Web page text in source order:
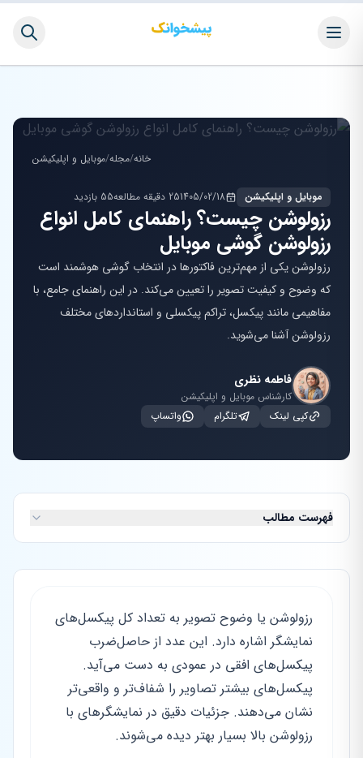
خانه/مجله/موبایل و اپلیکیشن
موبایل و اپلیکیشن 1405/02/1825 دقیقه مطالعه 55 بازدید
رزولوشن چیست؟ راهنمای کامل انواع
رزولوشن گوشی موبایل
رزولوشن یکی از مهم‌ترین فاکتورها در انتخاب گوشی هوشمند است
که وضوح و کیفیت تصویر را تعیین می‌کند. در این راهنمای جامع، با
مفاهیمی مانند پیکسل، تراکم پیکسلی و استانداردهای مختلف
رزولوشن آشنا می‌شوید.
فاطمه نظری
کارشناس موبایل و اپلیکیشن
کپی لینک
تلگرام واتساپ
فهرست مطالب
رزولوشن یا وضوح تصویر به تعداد کل پیکسل‌های
نمایشگر اشاره دارد. این عدد از حاصل‌ضرب
پیکسل‌های افقی در عمودی به دست می‌آید.
پیکسل‌های بیشتر تصاویر را شفاف‌تر و واقعی‌تر
نشان می‌دهند. جزئیات دقیق در نمایشگرهای با
رزولوشن بالا بسیار بهتر دیده می‌شوند.